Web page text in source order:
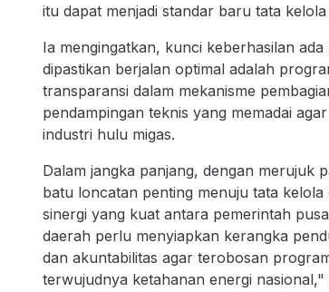
itu dapat menjadi standar baru tata
Ia mengingatkan, kunci keberhasilan
dipastikan berjalan optimal adalah
transparansi dalam mekanisme
pendampingan teknis yang memadai
industri hulu migas.
Dalam jangka panjang, dengan merujuk
batu loncatan penting menuju tata
sinergi yang kuat antara pemerintah
daerah perlu menyiapkan kerangka
dan akuntabilitas agar terobosan
terwujudnya ketahanan energi nasional,"